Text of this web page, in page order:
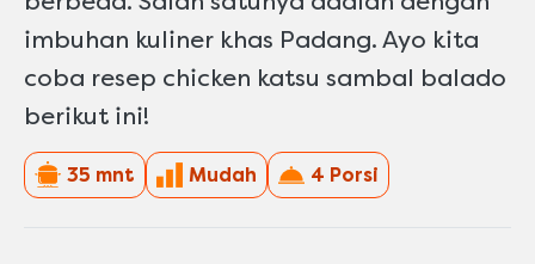
imbuhan kuliner khas Padang. Ayo kita
coba resep chicken katsu sambal balado
berikut ini!
35 mnt Mudah 4 Porsi